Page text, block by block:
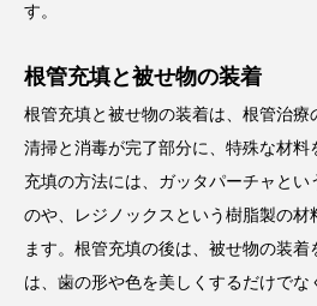
す。
根管充填と被せ物の装着
根管充填と被せ物の装着は、根管治
清掃と消毒が完了部分に、特殊な材料
充填の方法には、ガッタパーチャとい
のや、レジノックスという樹脂製の材
ます。根管充填の後は、被せ物の装
は、歯の形や色を美しくするだけで